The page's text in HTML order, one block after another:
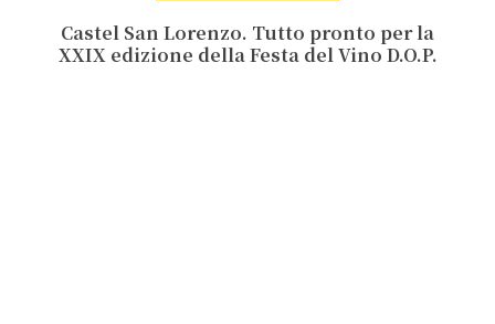
Castel San Lorenzo. Tutto pronto per la
XXIX edizione della Festa del Vino D.O.P.